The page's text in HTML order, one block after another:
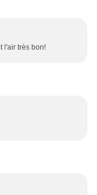
l'air très bon!